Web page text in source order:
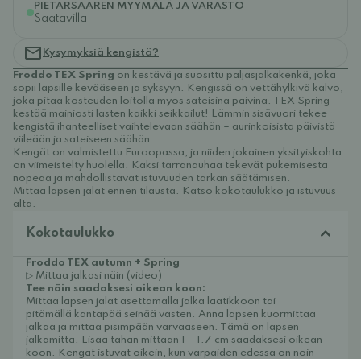
PIETARSAAREN MYYMÄLÄ JA VARASTO
Saatavilla
Kysymyksiä kengistä?
Froddo TEX Spring on kestävä ja suosittu paljasjalkakenkä, joka
sopii lapsille kevääseen ja syksyyn. Kengissä on vettähylkivä kalvo,
joka pitää kosteuden loitolla myös sateisina päivinä. TEX Spring
kestää mainiosti lasten kaikki seikkailut! Lämmin sisävuori tekee
kengistä ihanteelliset vaihtelevaan säähän – aurinkoisista päivistä
viileään ja sateiseen säähän.
Kengät on valmistettu Euroopassa, ja niiden jokainen yksityiskohta
on viimeistelty huolella. Kaksi tarranauhaa tekevät pukemisesta
nopeaa ja mahdollistavat istuvuuden tarkan säätämisen.
Mittaa lapsen jalat ennen tilausta. Katso kokotaulukko ja istuvuus
alta.
Kokotaulukko
Froddo TEX autumn + Spring
▷ Mittaa jalkasi näin (video)
Tee näin saadaksesi oikean koon:
Mittaa lapsen jalat asettamalla jalka laatikkoon tai
pitämällä kantapää seinää vasten. Anna lapsen kuormittaa
jalkaa ja mittaa pisimpään varvaaseen. Tämä on lapsen
jalkamitta. Lisää tähän mittaan 1 – 1.7 cm saadaksesi oikean
koon. Kengät istuvat oikein, kun varpaiden edessä on noin